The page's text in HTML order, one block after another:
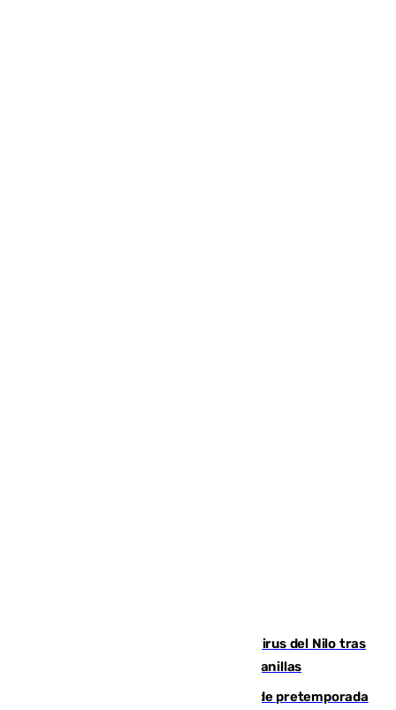
Málaga refuerza la vigilancia por el virus del Nilo tras
detectar un mosquito positivo en Campanillas
Málaga-Ceuta: cuarto compromiso de pretemporada